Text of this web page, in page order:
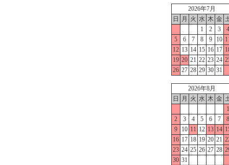
2026年7月
日
月 火 水 木 金
1
2 3
4
5
6 7 8 9 10
12 13 14 15 16 17
19 20 21 22 23 24
26 27 28 29 30 31
2026年8月
日
月 火 水 木 金
1
2
3 4 5 6 7
8
9
10 11 12 13 14
16 17 18 19 20 21
23 24 25 26 27 28
30 31